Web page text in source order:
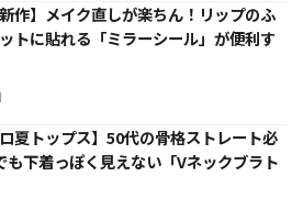
新作】メイク直しが楽ちん！リップのふ
トに貼れる「ミラーシール」が便利す
ロ夏トップス】50代の骨格ストレート必
も下着っぽく見えない「Vネックブラト